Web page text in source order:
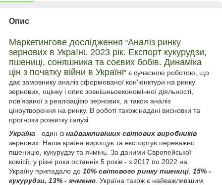
Опис
Маркетингове дослідження "Аналіз ринку
зернових в Україні. 2023 рік. Експорт кукурудзи,
пшениці, соняшника та соєвих бобів. Динаміка
цін з початку війни в Україні" є сучасною роботою, що
дає замовнику аналіз сформованої кон'юнктури на ринку
зернових, оцінку і опис зовнішньоекономічної діяльності,
пов'язаної з реалізацією зернових, а також аналіз
ціноутворення на ринку. В роботі також надані висновки та
прогнози розвитку галузі.
Україна - один із найважливіших світових виробників
зернових. Наша країна вирощує та експортує переважно
пшеницю, кукурудзу та ячмінь. За даними Європейської
комісії, у різні роки останніх 5 років - з 2017 по 2022 на
Україну припадало до 10% світового ринку пшениці 15% -
кукурудзи, 13% - ячменю . Україна також є найважливішим